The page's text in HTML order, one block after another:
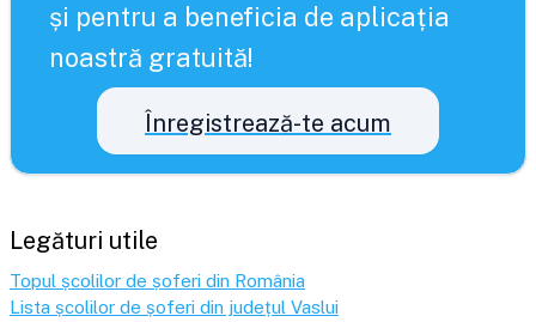
și pentru a beneficia de aplicația
noastră gratuită!
Înregistrează-te acum
Legături utile
Topul școlilor de șoferi din România
Lista școlilor de șoferi din județul Vaslui